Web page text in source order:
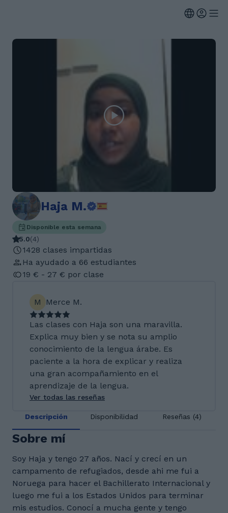
Haja M.
Disponible esta semana
5.0(4)
1428 clases impartidas
Ha ayudado a 66 estudiantes
19 € - 27 € por clase
M Merce M.
Las clases con Haja son una maravilla.
Explica muy bien y se nota su amplio
conocimiento de la lengua árabe. Es
paciente a la hora de explicar y realiza
una gran acompañamiento en el
aprendizaje de la lengua.
Ver todas las reseñas
Descripción Disponibilidad Reseñas (4)
Sobre mí
Soy Haja y tengo 27 años. Nací y crecí en un
campamento de refugiados, desde ahi me fui a
Noruega para hacer el Bachillerato Internacional y
luego me fui a los Estados Unidos para terminar
mis estudios. Conocí a mucha gente y tengo